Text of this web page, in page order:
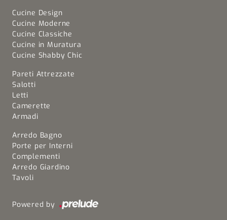
Cucine Design
Cucine Moderne
Cucine Classiche
Cucine in Muratura
Cucine Shabby Chic
Pareti Attrezzate
Salotti
Letti
Camerette
Armadi
Arredo Bagno
Porte per Interni
Complementi
Arredo Giardino
Tavoli
Powered by